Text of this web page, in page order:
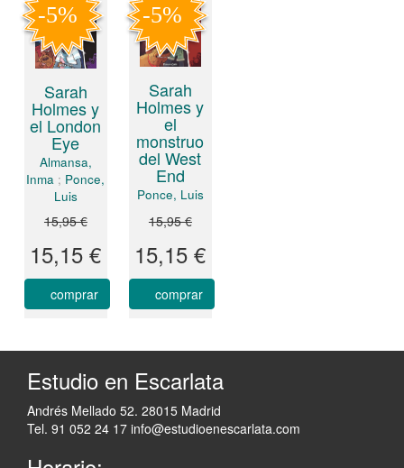
Sarah
Holmes y
el London
Eye
Almansa,
Inma ; Ponce,
Luis
15,95 €
15,15 €
comprar
Sarah
Holmes y
el
monstruo
del West
End
Ponce, Luis
15,95 €
15,15 €
comprar
Estudio en Escarlata
Andrés Mellado 52. 28015 Madrid
Tel. 91 052 24 17 info@estudioenescarlata.com